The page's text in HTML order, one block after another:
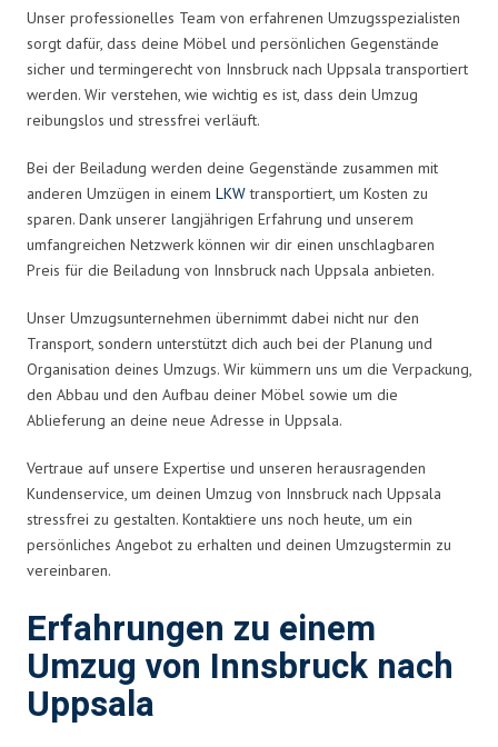
Unser professionelles Team von erfahrenen Umzugsspezialisten
sorgt dafür, dass deine Möbel und persönlichen Gegenstände
sicher und termingerecht von Innsbruck nach Uppsala transportiert
werden. Wir verstehen, wie wichtig es ist, dass dein Umzug
reibungslos und stressfrei verläuft.
Bei der Beiladung werden deine Gegenstände zusammen mit
anderen Umzügen in einem LKWtransportiert, um Kosten zu
sparen. Dank unserer langjährigen Erfahrung und unserem
umfangreichen Netzwerk können wir dir einen unschlagbaren
Preis für die Beiladung von Innsbruck nach Uppsala anbieten.
Unser Umzugsunternehmen übernimmt dabei nicht nur den
Transport, sondern unterstützt dich auch bei der Planung und
Organisation deines Umzugs. Wir kümmern uns um die Verpackung,
den Abbau und den Aufbau deiner Möbel sowie um die
Ablieferung an deine neue Adresse in Uppsala.
Vertraue auf unsere Expertise und unseren herausragenden
Kundenservice, um deinen Umzug von Innsbruck nach Uppsala
stressfrei zu gestalten. Kontaktiere uns noch heute, um ein
persönliches Angebot zu erhalten und deinen Umzugstermin zu
vereinbaren.
Erfahrungen zu einem
Umzug von Innsbruck nach
Uppsala